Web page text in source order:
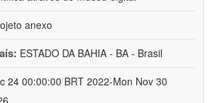
anexo
ESTADO DA BAHIA - BA - Brasil
24 00:00:00 BRT 2022-Mon Nov 30